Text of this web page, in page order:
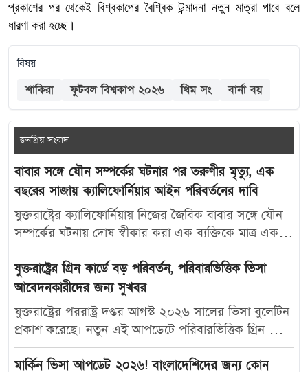
প্রকাশের পর থেকেই বিশ্বকাপের বৈশ্বিক উন্মাদনা নতুন মাত্রা পাবে বলে
ধারণা করা হচ্ছে।
বিষয়
শাকিরা ফুটবল বিশ্বকাপ ২০২৬ থিম সং বার্না বয়
জনপ্রিয় সংবাদ
বাবার সঙ্গে যৌন সম্পর্কের ঘটনার পর তরুণীর মৃত্যু, এক
বছরের সাজায় ক্যালিফোর্নিয়ার আইন পরিবর্তনের দাবি
যুক্তরাষ্ট্রের ক্যালিফোর্নিয়ায় নিজের জৈবিক বাবার সঙ্গে যৌন
সম্পর্কের ঘটনায় দোষ স্বীকার করা এক ব্যক্তিকে মাত্র এক
বছরের কারাদণ্ড দেওয়ায় নতুন করে বিতর্ক তৈরি হয়েছে।
আদালতের এই রায়ে অসন্তোষ প্রকাশ করে ভুক্তভোগী
তরুণীর মা ক্যালিফোর্নিয়ার যৌন অপরাধ-সংক্রান্ত আইন
আরও কঠোর করার দাবি জানিয়েছেন। মার্কিন সংবাদমাধ্যম
দ্য ক্যালিফোর্নিয়া পোস্ট-কে দেওয়া সাক্ষাৎকারে ক্যারোলিনা
স্যান্ডোভাল বলেন, তার মেয়ে মাকাইলা রেনে সেটলসের নামে
নতুন আইন প্রণয়ন করা উচিত, যাতে ভবিষ্যতে এ ধরনের
যুক্তরাষ্ট্রের গ্রিন কার্ডে বড় পরিবর্তন, পরিবারভিত্তিক ভিসা
আবেদনকারীদের জন্য সুখবর
যুক্তরাষ্ট্রের পররাষ্ট্র দপ্তর আগস্ট ২০২৬ সালের ভিসা বুলেটিন
প্রকাশ করেছে। নতুন এই আপডেটে পরিবারভিত্তিক গ্রিন কার্ড
আবেদনকারীদের জন্য বেশ কিছু গুরুত্বপূর্ণ অগ্রগতি দেখা
গেছে। বিশেষ করে যুক্তরাষ্ট্রের স্থায়ী বাসিন্দাদের স্বামী, স্ত্রী ও
মার্কিন ভিসা আপডেট ২০২৬! বাংলাদেশিদের জন্য কোন